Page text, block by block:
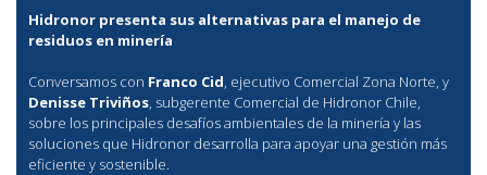
Hidronor presenta sus alternativas para el manejo de
residuos en minería
Conversamos con Franco Cid , ejecutivo Comercial Zona Norte, y
Denisse Triviños , subgerente Comercial de Hidronor Chile,
sobre los principales desafíos ambientales de la minería y las
soluciones que Hidronor desarrolla para apoyar una gestión más
eficiente y sostenible.